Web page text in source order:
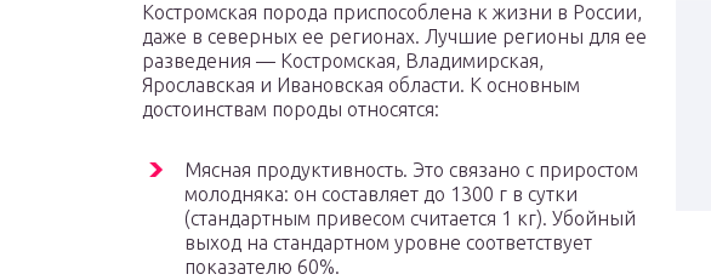
Костромская порода приспособлена к жизни в России,
даже в северных ее регионах. Лучшие регионы для ее
разведения — Костромская, Владимирская,
Ярославская и Ивановская области. К основным
достоинствам породы относятся:
Мясная продуктивность. Это связано с приростом
молодняка: он составляет до 1300 г в сутки
(стандартным привесом считается 1 кг). Убойный
выход на стандартном уровне соответствует
показателю 60%.